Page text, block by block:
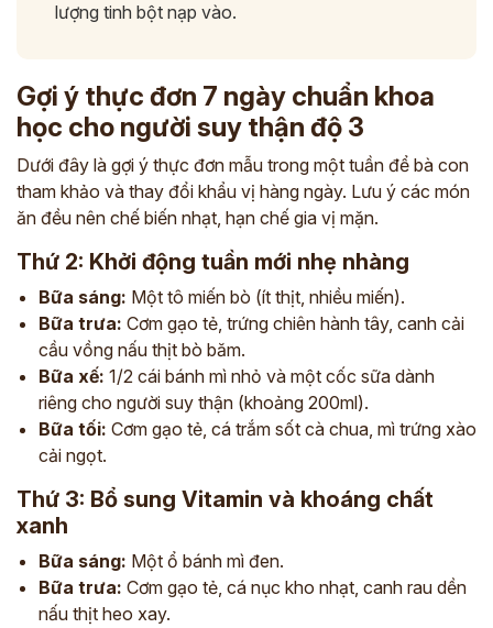
lượng tinh bột nạp vào.
Gợi ý thực đơn 7 ngày chuẩn khoa
học cho người suy thận độ 3
Dưới đây là gợi ý thực đơn mẫu trong một tuần để bà con
tham khảo và thay đổi khẩu vị hàng ngày. Lưu ý các món
ăn đều nên chế biến nhạt, hạn chế gia vị mặn.
Thứ 2: Khởi động tuần mới nhẹ nhàng
Bữa sáng: Một tô miến bò (ít thịt, nhiều miến).
Bữa trưa: Cơm gạo tẻ, trứng chiên hành tây, canh cải
cầu vồng nấu thịt bò băm.
Bữa xế: 1/2 cái bánh mì nhỏ và một cốc sữa dành
riêng cho người suy thận (khoảng 200ml).
Bữa tối: Cơm gạo tẻ, cá trắm sốt cà chua, mì trứng xào
cải ngọt.
Thứ 3: Bổ sung Vitamin và khoáng chất
xanh
Bữa sáng: Một ổ bánh mì đen.
Bữa trưa: Cơm gạo tẻ, cá nục kho nhạt, canh rau dền
nấu thịt heo xay.